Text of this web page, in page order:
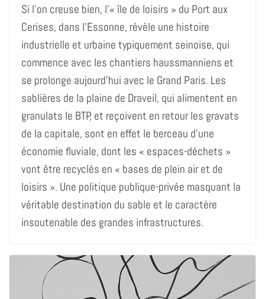
Si l’on creuse bien, l’« île de loisirs » du Port aux
Cerises, dans l’Essonne, révèle une histoire
industrielle et urbaine typiquement seinoise, qui
commence avec les chantiers haussmanniens et
se prolonge aujourd’hui avec le Grand Paris. Les
sablières de la plaine de Draveil, qui alimentent en
granulats le BTP, et reçoivent en retour les gravats
de la capitale, sont en effet le berceau d’une
économie fluviale, dont les « espaces-déchets »
vont être recyclés en « bases de plein air et de
loisirs ». Une politique publique-privée masquant la
véritable destination du sable et le caractère
insoutenable des grandes infrastructures.